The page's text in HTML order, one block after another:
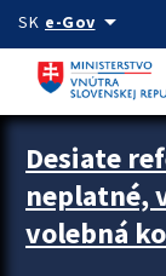
Preskocit na hlavný
SK e-Govarrow_drop_down
Zastavit automatický
Desiate
neplatné,
volebná